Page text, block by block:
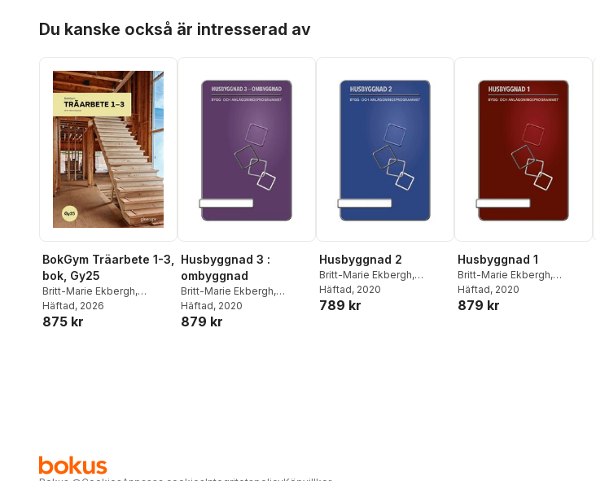
Du kanske också är intresserad av
BokGym Träarbete 1-3,
bok, Gy25
Britt-Marie Ekbergh,
Rickard Andersson
Häftad, 2026
875 kr
Husbyggnad 3 :
ombyggnad
Britt-Marie Ekbergh,
Rickard Andersson
Häftad, 2020
879 kr
Husbyggnad 2
Britt-Marie Ekbergh,
Rickard Andersson
Häftad, 2020
789 kr
Husbyggnad 1
Britt-Marie Ekbergh,
Rickard Andersson
Häftad, 2020
879 kr